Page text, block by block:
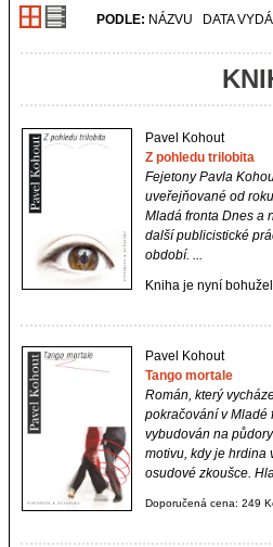
PODLE: NÁZVU DATA
Pavel Kohout
Z pohledu trilobita
Fejetony Pavla
uveřejňované od
Mladá fronta Dnes a
další publicistické
období. ...
Kniha je nyní
Pavel Kohout
Tango mortale
Román, který
pokračování v Mladé
vybudován na
motivu, kdy je hrdina
osudové zkoušce.
Doporučená cena: 249